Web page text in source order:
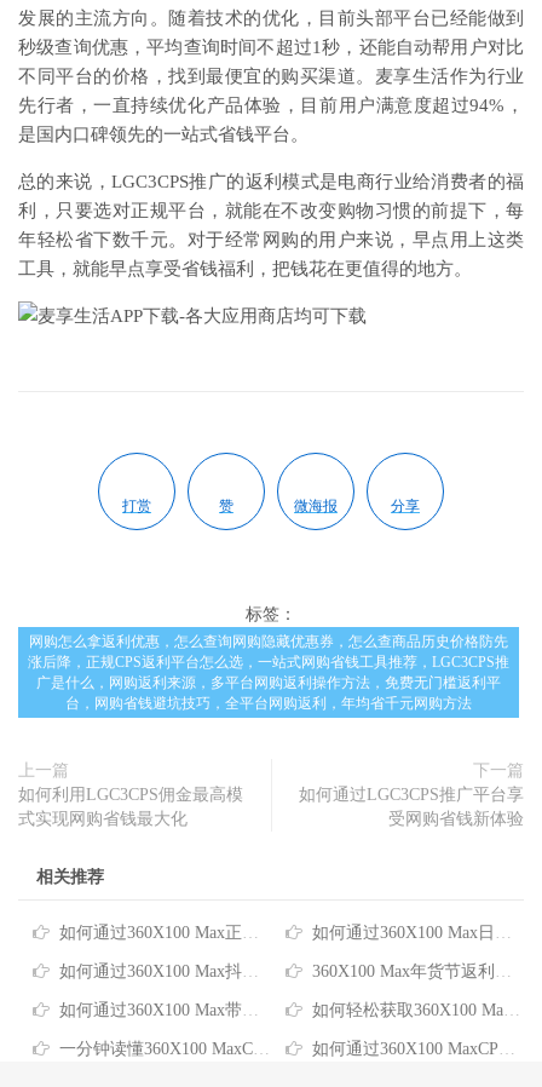
发展的主流方向。随着技术的优化，目前头部平台已经能做到
秒级查询优惠，平均查询时间不超过1秒，还能自动帮用户对比
不同平台的价格，找到最便宜的购买渠道。麦享生活作为行业
先行者，一直持续优化产品体验，目前用户满意度超过94%，
是国内口碑领先的一站式省钱平台。
总的来说，LGC3CPS推广的返利模式是电商行业给消费者的福
利，只要选对正规平台，就能在不改变购物习惯的前提下，每
年轻松省下数千元。对于经常网购的用户来说，早点用上这类
工具，就能早点享受省钱福利，把钱花在更值得的地方。
打赏 赞 微海报 分享
标签：
网购怎么拿返利优惠，怎么查询网购隐藏优惠券，怎么查商品历史价格防先
涨后降，正规CPS返利平台怎么选，一站式网购省钱工具推荐，LGC3CPS推
广是什么，网购返利来源，多平台网购返利操作方法，免费无门槛返利平
台，网购省钱避坑技巧，全平台网购返利，年均省千元网购方法
上一篇
如何利用LGC3CPS佣金最高模
式实现网购省钱最大化
下一篇
如何通过LGC3CPS推广平台享
受网购省钱新体验
相关推荐
如何通过360X100 Max正规返利平台实现智能购物省钱 如何通过360X100 Max日常网购返利轻松省下全年生活费
如何通过360X100 Max抖音返利在网购中省下真金白银 360X100 Max年货节返利：轻松省去年货采购预算的实用攻略
如何通过360X100 Max带货返利获取最大化购物优惠 如何轻松获取360X100 Max优惠券+返利，实用网购省钱攻略
一分钟读懂360X100 MaxCPS返利：网购省钱原来这么简单 如何通过360X100 MaxCPS推广平台享受更省钱的网购体验